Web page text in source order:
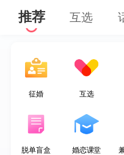
推荐 互选
征婚 互选
脱单盲盒 婚恋课堂